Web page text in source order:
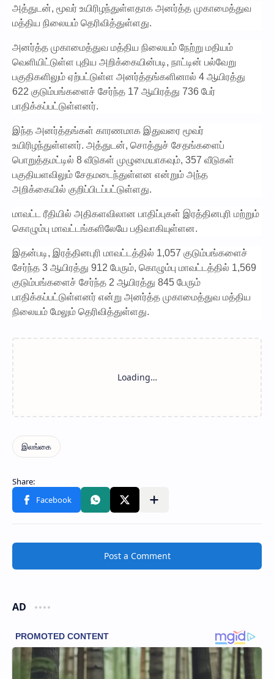
அத்துடன், மூவர் உயிரிழந்துள்ளதாக அனர்த்த முகாமைத்துவ
மத்திய நிலையம் தெரிவித்துள்ளது.
அனர்த்த முகாமைத்துவ மத்திய நிலையம் நேற்று மதியம்
வெளியிட்டுள்ள புதிய அறிக்கையின்படி, நாட்டின் பல்வேறு
பகுதிகளிலும் ஏற்பட்டுள்ள அனர்த்தங்களினால் 4 ஆயிரத்து
622 குடும்பங்களைச் சேர்ந்த 17 ஆயிரத்து 736 பேர்
பாதிக்கப்பட்டுள்ளனர்.
இந்த அனர்த்தங்கள் காரணமாக இதுவரை மூவர்
உயிரிழந்துள்ளனர். அத்துடன், சொத்துச் சேதங்களைப்
பொறுத்தமட்டில் 8 வீடுகள் முழுமையாகவும், 357 வீடுகள்
பகுதியளவிலும் சேதமடைந்துள்ளன என்றும் அந்த
அறிக்கையில் குறிப்பிடப்பட்டுள்ளது.
மாவட்ட ரீதியில் அதிகளவிலான பாதிப்புகள் இரத்தினபுரி மற்றும்
கொழும்பு மாவட்டங்களிலேயே பதிவாகியுள்ளன.
இதன்படி, இரத்தினபுரி மாவட்டத்தில் 1,057 குடும்பங்களைச்
சேர்ந்த 3 ஆயிரத்து 912 பேரும், கொழும்பு மாவட்டத்தில் 1,569
குடும்பங்களைச் சேர்ந்த 2 ஆயிரத்து 845 பேரும்
பாதிக்கப்பட்டுள்ளனர் என்று அனர்த்த முகாமைத்துவ மத்திய
நிலையம் மேலும் தெரிவித்துள்ளது.
Post a Comment
AD